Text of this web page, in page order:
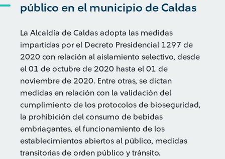
público en el municipio de Caldas
La Alcaldía de Caldas adopta las medidas
impartidas por el Decreto Presidencial 1297 de
2020 con relación al aislamiento selectivo, desde
el 01 de octubre de 2020 hasta el 01 de
noviembre de 2020. Entre otras, se dictan
medidas en relación con la validación del
cumplimiento de los protocolos de bioseguridad,
la prohibición del consumo de bebidas
embriagantes, el funcionamiento de los
establecimientos abiertos al público, medidas
transitorias de orden público y tránsito.